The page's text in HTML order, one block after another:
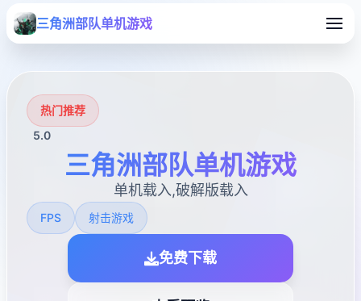
三角洲部队单机游戏
热门推荐
5.0
三角洲部队单机游戏
单机载入,破解版载入
FPS 射击游戏
免费下载